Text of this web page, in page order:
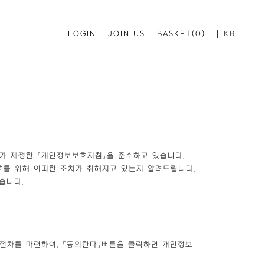
LOGIN JOIN US BASKET(0) KR
정한 『개인정보보호지침』을 준수하고 있습니다.
위해 어떠한 조치가 취해지고 있는지 알려드립니다.
니다.
를 마련하여, 「동의한다」버튼을 클릭하면 개인정보